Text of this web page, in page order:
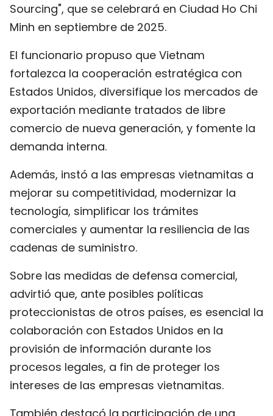
Sourcing", que se celebrará en Ciudad Ho Chi
Minh en septiembre de 2025.
El funcionario propuso que Vietnam
fortalezca la cooperación estratégica con
Estados Unidos, diversifique los mercados de
exportación mediante tratados de libre
comercio de nueva generación, y fomente la
demanda interna.
Además, instó a las empresas vietnamitas a
mejorar su competitividad, modernizar la
tecnología, simplificar los trámites
comerciales y aumentar la resiliencia de las
cadenas de suministro.
Sobre las medidas de defensa comercial,
advirtió que, ante posibles políticas
proteccionistas de otros países, es esencial la
colaboración con Estados Unidos en la
provisión de información durante los
procesos legales, a fin de proteger los
intereses de las empresas vietnamitas.